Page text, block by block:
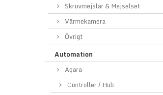
Skruvmejslar & Mejselset
Värmekamera
Övrigt
Automation
Aqara
Controller / Hub